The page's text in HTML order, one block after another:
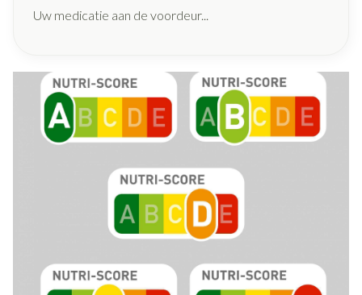
Uw medicatie aan de voordeur...